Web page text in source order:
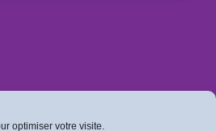
optimiser votre visite.